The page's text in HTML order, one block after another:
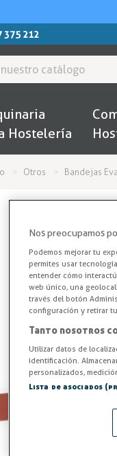
375 212
Hostelería
Otros Bandejas
Nos preocupamos
Podemos mejorar tu
permites usar
entender cómo
web único, una
través del botón
configuración y retirar
Tanto nosotros
Utilizar datos de
identificación.
personalizados,
Lista de asociados